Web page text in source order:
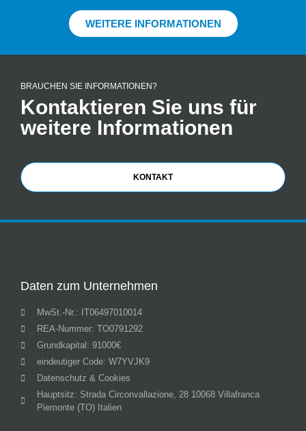
WEITERE INFORMATIONEN
BRAUCHEN SIE INFORMATIONEN?
Kontaktieren Sie uns für
weitere Informationen
KONTAKT
Daten zum Unternehmen
MwSt.-Nr.: IT06497010014
REA-Nummer: TO0791292
Grundkapital: 91000€
eindeutiger Code: W7YVJK9
Datenschutz & Cookies
Hauptsitz: Strada Circonvallazione, 28 10068 Villafranca
Piemonte (TO) Italien